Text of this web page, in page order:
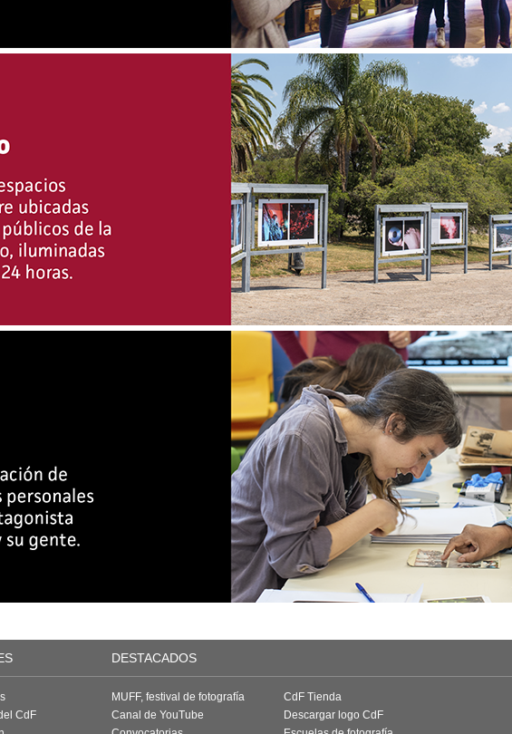
DESTACADOS
CdF
MUFF, festival de fotografía
Canal de YouTube
CdF Tienda
Descargar logo CdF